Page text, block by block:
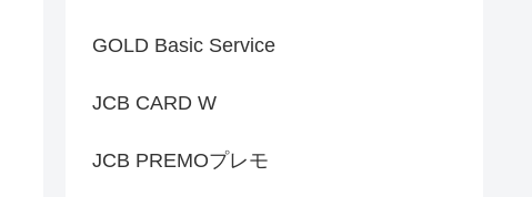
GOLD Basic Service
JCB CARD W
JCB PREMOプレモ